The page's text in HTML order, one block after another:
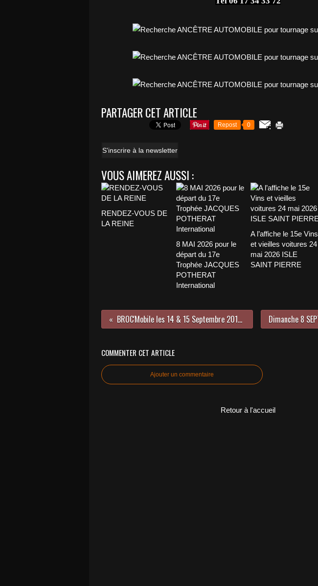
PARTAGER CET ARTICLE
Repost 0
S'inscrire à la newsletter
VOUS AIMEREZ AUSSI :
RENDEZ-VOUS DE
LA REINE
8 MAI 2026 pour le
départ du 17e
Trophée JACQUES
POTHERAT
International
A l’affiche le 15e Vins
et vieilles voitures 24
mai 2026 ISLE
SAINT PIERRE
BROC'Mobile les 14 & 15 Septembre 2019 avec le plein d’animations ! Un CONCOURS D’ÉTAT au programme !!!
COMMENTER CET ARTICLE
Ajouter un commentaire
Retour à l'accueil